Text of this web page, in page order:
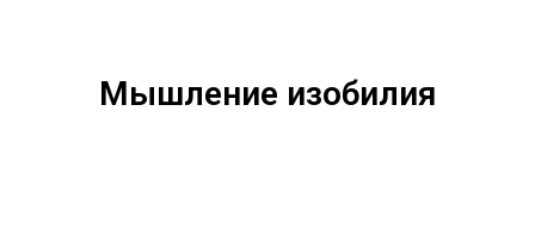
Мышление изобилия